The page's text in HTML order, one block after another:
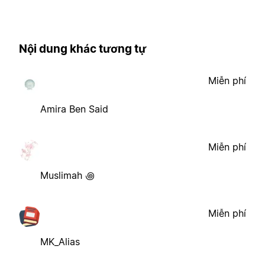
Nội dung khác tương tự
Amira Ben Said
Miễn phí
Muslimah ꩜
Miễn phí
MK_Alias
Miễn phí